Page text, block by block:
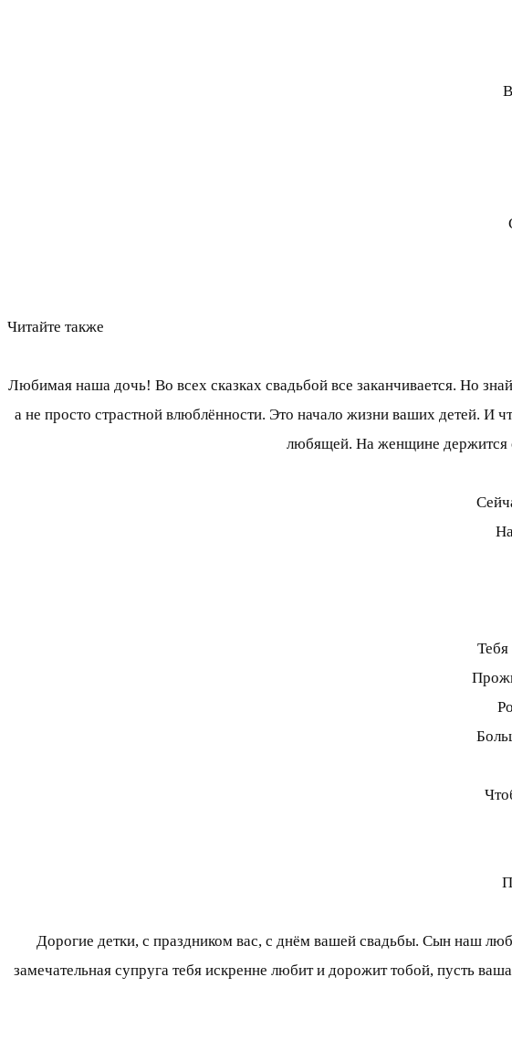
Читайте также
Любимая наша дочь! Во всех сказках свадьбой все заканчивается. Но
а не просто страстной влюблённости. Это начало жизни ваших детей. И
любящей. На женщине держится
Дорогие детки, с праздником вас, с днём вашей свадьбы. Сын наш
замечательная супруга тебя искренне любит и дорожит тобой, пусть